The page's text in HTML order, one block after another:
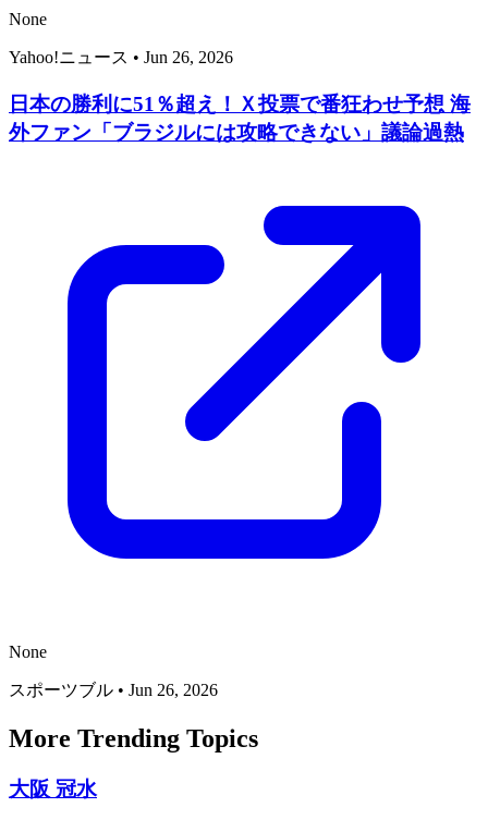
None
Yahoo!ニュース • Jun 26, 2026
日本の勝利に51％超え！Ｘ投票で番狂わせ予想 海
外ファン「ブラジルには攻略できない」議論過熱
None
スポーツブル • Jun 26, 2026
More Trending Topics
大阪 冠水